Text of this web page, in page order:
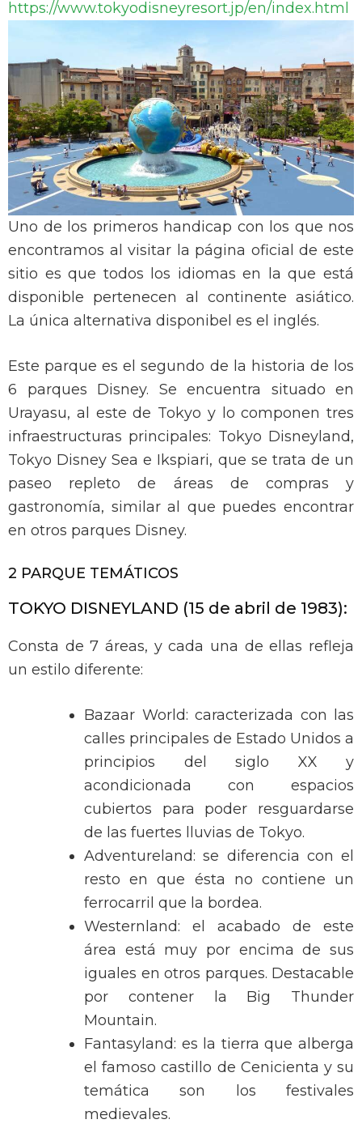
https://www.tokyodisneyresort.jp/en/index.html
Uno de los primeros handicap con los que nos
encontramos al visitar la página oficial de este
sitio es que todos los idiomas en la que está
disponible pertenecen al continente asiático.
La única alternativa disponibel es el inglés.
Este parque es el segundo de la historia de los
6 parques Disney. Se encuentra situado en
Urayasu, al este de Tokyo y lo componen tres
infraestructuras principales: Tokyo Disneyland,
Tokyo Disney Sea e Ikspiari, que se trata de un
paseo repleto de áreas de compras y
gastronomía, similar al que puedes encontrar
en otros parques Disney.
2 PARQUE TEMÁTICOS
TOKYO DISNEYLAND (15 de abril de 1983):
Consta de 7 áreas, y cada una de ellas refleja
un estilo diferente:
Bazaar World: caracterizada con las
calles principales de Estado Unidos a
principios del siglo XX y
acondicionada con espacios
cubiertos para poder resguardarse
de las fuertes lluvias de Tokyo.
Adventureland: se diferencia con el
resto en que ésta no contiene un
ferrocarril que la bordea.
Westernland: el acabado de este
área está muy por encima de sus
iguales en otros parques. Destacable
por contener la Big Thunder
Mountain.
Fantasyland: es la tierra que alberga
el famoso castillo de Cenicienta y su
temática son los festivales
medievales.